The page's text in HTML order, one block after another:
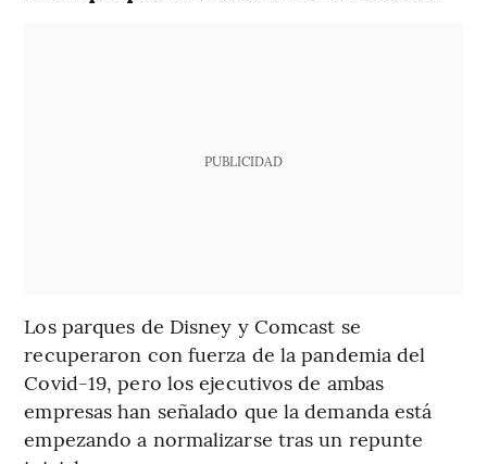
PUBLICIDAD
Los parques de Disney y Comcast se
recuperaron con fuerza de la pandemia del
Covid-19, pero los ejecutivos de ambas
empresas han señalado que la demanda está
empezando a normalizarse tras un repunte